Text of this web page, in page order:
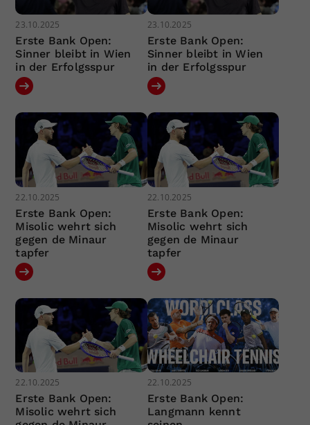
23.10.2025
Erste Bank Open:
Sinner bleibt in Wien
in der Erfolgsspur
23.10.2025
Erste Bank Open:
Sinner bleibt in Wien
in der Erfolgsspur
22.10.2025
Erste Bank Open:
Misolic wehrt sich
gegen de Minaur
tapfer
22.10.2025
Erste Bank Open:
Misolic wehrt sich
gegen de Minaur
tapfer
22.10.2025
Erste Bank Open:
Misolic wehrt sich
22.10.2025
Erste Bank Open:
Langmann kennt